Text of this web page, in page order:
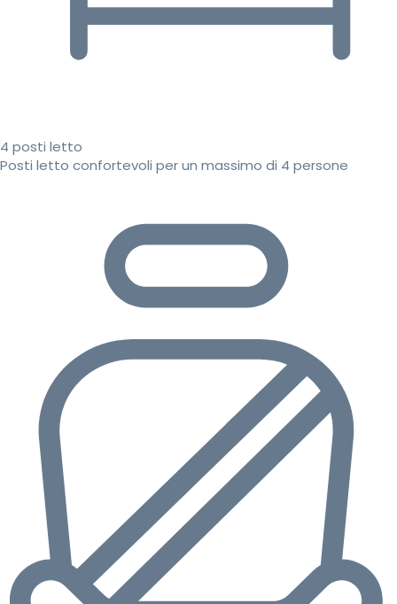
4 posti letto
Posti letto confortevoli per un massimo di 4 persone